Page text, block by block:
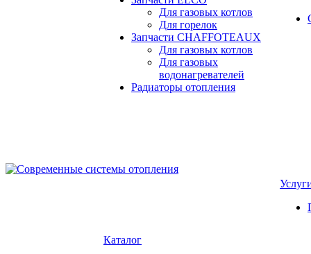
Для газовых котлов
Для горелок
Запчасти CHAFFOTEAUX
Для газовых котлов
Для газовых
водонагревателей
Радиаторы отопления
Каталог